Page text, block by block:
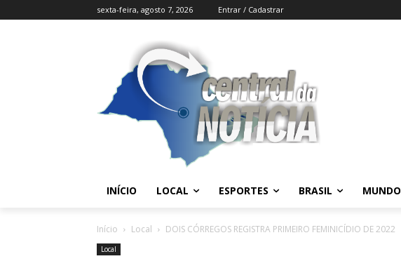
sexta-feira, agosto 7, 2026 Entrar / Cadastrar
INÍCIO LOCAL ESPORTES BRASIL MUNDO
Início Local DOIS CÓRREGOS REGISTRA PRIMEIRO FEMINICÍDIO DE 2022
Local